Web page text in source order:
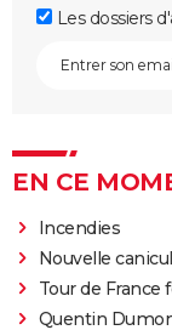
Les dossiers
EN CE
Incendies
Nouvelle
Tour de France
Quentin